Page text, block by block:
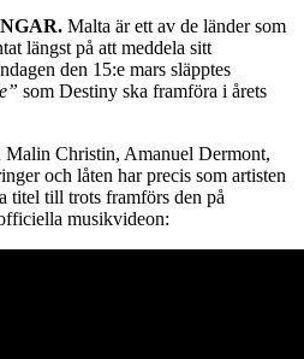
Malta är ett av de länder som
längst på att meddela sitt
den 15:e mars släpptes
som Destiny ska framföra i årets
Christin, Amanuel Dermont,
och låten har precis som artisten
titel till trots framförs den på
musikvideon: